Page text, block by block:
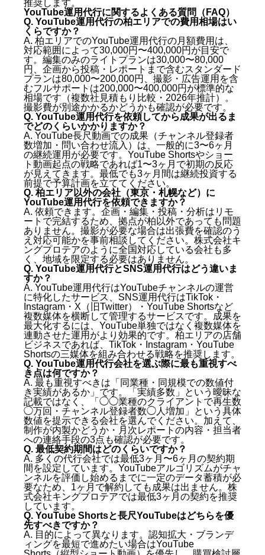
推奨します。
YouTube運用代行に関するよくある質問（FAQ）
Q. YouTube運用代行の柏エリアでの費用相場はい
くらですか？
A. 柏エリアでのYouTube運用代行の月額費用は、
対応範囲によって30,000円〜400,000円が目安で
す。編集のみのライトプランは30,000〜80,000
円、企画から投稿・レポートまで含むスタンダード
プランは80,000〜200,000円、撮影・広告運用を含
むフルサポートは200,000〜400,000円が標準的な
相場です（複数社見積もり比較・2026年推計）。
撮影費が別途かかるかどうかも確認が必要です。
Q. YouTube運用代行を依頼してから成果が出るま
でどのくらいかかりますか？
A. YouTube長尺動画での成果（チャンネル登録者
数増加・問い合わせ流入）は、一般的に3〜6ヶ月
の継続運用が必要です。YouTube Shortsやショー
ト動画起点の戦略であれば1〜3ヶ月で初期の反応
が見えてきます。最低でも3ヶ月間は継続投資する
前提で予算計画を立ててください。
Q. 柏エリア以外の会社（東京・札幌など）に
YouTube運用代行を依頼できますか？
A. 依頼できます。企画・編集・投稿・分析はリモ
ートで完結するため、拠点が柏以外であっても問題
ありません。撮影が必要な場合は出張費を確認のう
え対応可能かを事前相談してください。株式会社キ
ングプロテアのように全国対応している会社も多
く、地域を限定する必要はありません。
Q. YouTube運用代行とSNS運用代行はどう違いま
すか？
A. YouTube運用代行はYouTubeチャンネルの運営
に特化したサービス、SNS運用代行はTikTok・
Instagram・X（旧Twitter）・YouTube Shortsなど
複数媒体を横断して管理するサービスです。成果を
最大化するには、YouTube単独ではなく複数媒体を
連動させた運用がより効果的です。柏エリアの店舗
ビジネスであれば、TikTok・Instagram・YouTube
Shortsの三媒体を組み合わせる戦略を推奨します。
Q. YouTube運用代行会社を選ぶ際に最も重視すべ
き点は何ですか？
A. 最も重視すべきは「同業種・同規模での数値付
き実績があるか」です。「実績多数」という曖昧な
記載ではなく、「◯◯業種のクライアントで再生数
◯万回・チャンネル登録者数◯人増加」という具体
数値を提示できる会社を選んでください。加えて、
制作が内製かどうか・月次レポートの内容・担当者
への連絡手段の3点も確認が必要です。
Q. 最低契約期間はどのくらいですか？
A. 多くの代行会社では最低3ヶ月〜6ヶ月の契約期
間を設定しています。YouTubeアルゴリズムがチャ
ンネルを評価し始めるまでに一定のデータ蓄積が必
要なため、1ヶ月で解約しても成果は出ません。株
式会社キングプロテアでは最低3ヶ月の契約を推奨
しています。
Q. YouTube Shortsと長尺YouTubeはどちらを優
先すべきですか？
A. 目的によって異なります。認知拡大・ブランデ
ィングを最短で進めたい場合はYouTube